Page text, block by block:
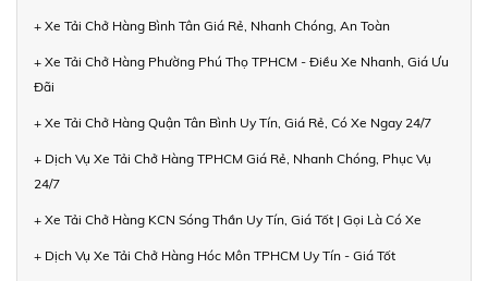
+ Xe Tải Chở Hàng Bình Tân Giá Rẻ, Nhanh Chóng, An Toàn
+ Xe Tải Chở Hàng Phường Phú Thọ TPHCM - Điều Xe Nhanh, Giá Ưu
Đãi
+ Xe Tải Chở Hàng Quận Tân Bình Uy Tín, Giá Rẻ, Có Xe Ngay 24/7
+ Dịch Vụ Xe Tải Chở Hàng TPHCM Giá Rẻ, Nhanh Chóng, Phục Vụ
24/7
+ Xe Tải Chở Hàng KCN Sóng Thần Uy Tín, Giá Tốt | Gọi Là Có Xe
+ Dịch Vụ Xe Tải Chở Hàng Hóc Môn TPHCM Uy Tín - Giá Tốt